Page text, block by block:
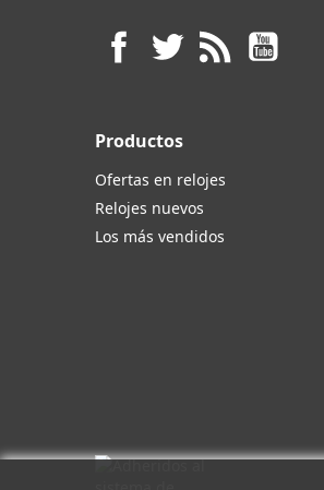
Facebook
Twitter Rss
Productos
Ofertas en relojes
Relojes nuevos
Los más vendidos